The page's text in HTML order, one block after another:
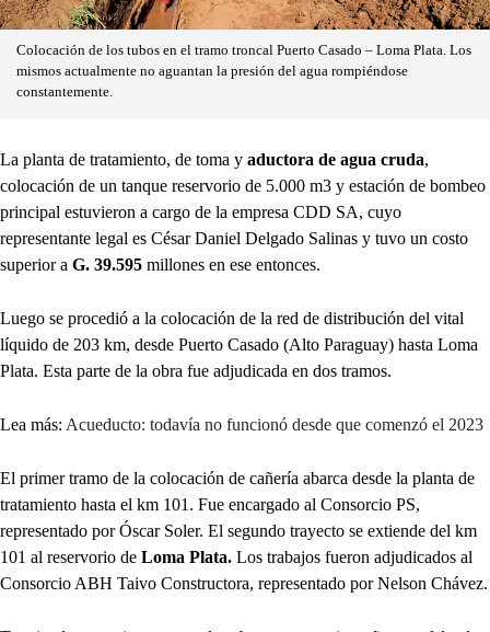
Colocación de los tubos en el tramo troncal Puerto Casado – Loma Plata. Los
mismos actualmente no aguantan la presión del agua rompiéndose
constantemente.
La planta de tratamiento, de toma y aductora de agua cruda,
colocación de un tanque reservorio de 5.000 m3 y estación de bombeo
principal estuvieron a cargo de la empresa CDD SA, cuyo
representante legal es César Daniel Delgado Salinas y tuvo un costo
superior a G. 39.595 millones en ese entonces.
Luego se procedió a la colocación de la red de distribución del vital
líquido de 203 km, desde Puerto Casado (Alto Paraguay) hasta Loma
Plata. Esta parte de la obra fue adjudicada en dos tramos.
Lea más: Acueducto: todavía no funcionó desde que comenzó el 2023
El primer tramo de la colocación de cañería abarca desde la planta de
tratamiento hasta el km 101. Fue encargado al Consorcio PS,
representado por Óscar Soler. El segundo trayecto se extiende del km
101 al reservorio de Loma Plata. Los trabajos fueron adjudicados al
Consorcio ABH Taivo Constructora, representado por Nelson Chávez.